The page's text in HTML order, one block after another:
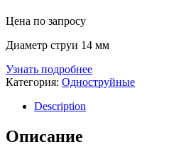
Цена по запросу
Диаметр струи 14 мм
Узнать подробнее
Категория: Одноструйные
Description
Описание